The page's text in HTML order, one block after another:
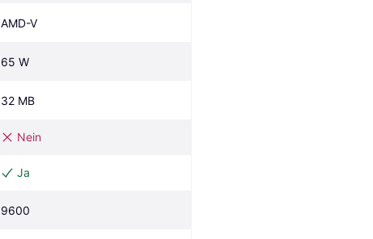
AMD-V
65 W
32 MB
Nein
Ja
9600